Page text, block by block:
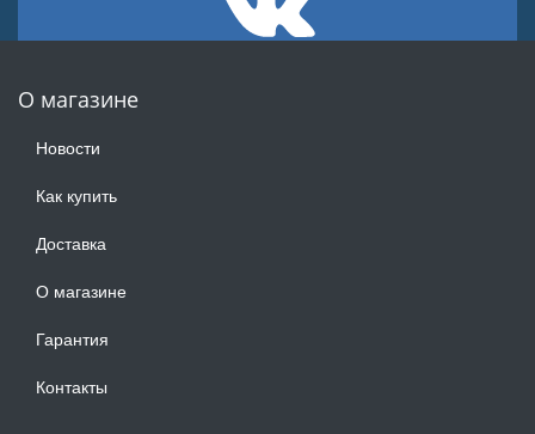
О магазине
Новости
Как купить
Доставка
О магазине
Гарантия
Контакты